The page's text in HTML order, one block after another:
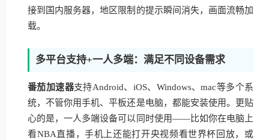
接到国内服务器，地区限制的提示瞬间消失，画面流畅加
载。
多平台支持+一人多端：满足不同设备需求
番茄加速器支持Android、iOS、Windows、mac等多个系
统，不管你用手机、平板还是电脑，都能安装使用。更贴
心的是，一人多端设备可以同时使用——比如你在电脑上
看NBA直播，手机上还能打开央视频看世界杯回放，或